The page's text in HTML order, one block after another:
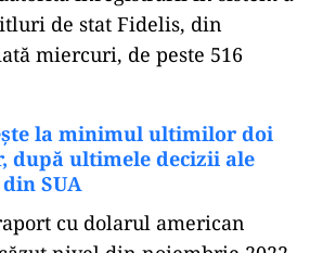
de stat Fidelis, din
miercuri, de peste 516
la minimul ultimilor doi
după ultimele decizii ale
SUA
cu dolarul american